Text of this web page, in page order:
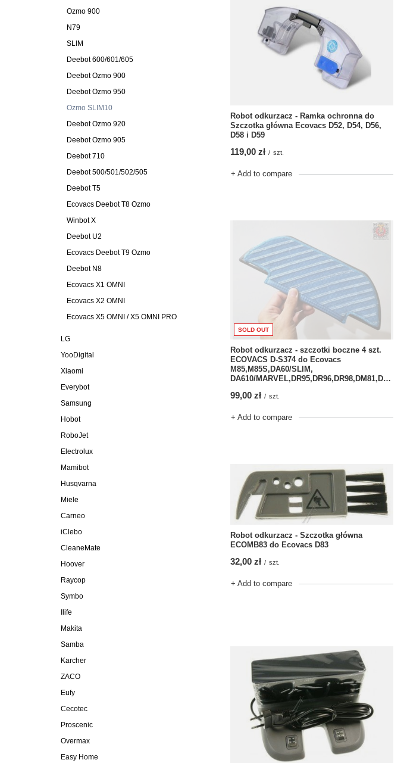
Ozmo 900
N79
SLIM
Deebot 600/601/605
Deebot Ozmo 900
Deebot Ozmo 950
Ozmo SLIM10
Deebot Ozmo 920
Deebot Ozmo 905
Deebot 710
Deebot 500/501/502/505
Deebot T5
Ecovacs Deebot T8 Ozmo
Winbot X
Deebot U2
Ecovacs Deebot T9 Ozmo
Deebot N8
Ecovacs X1 OMNI
Ecovacs X2 OMNI
Ecovacs X5 OMNI / X5 OMNI PRO
LG
YooDigital
Xiaomi
Everybot
Samsung
Hobot
RoboJet
Electrolux
Mamibot
Husqvarna
Miele
Carneo
iClebo
CleaneMate
Hoover
Raycop
Symbo
Ilife
Makita
Samba
Karcher
ZACO
Eufy
Cecotec
Proscenic
Overmax
Easy Home
Robot odkurzacz - Ramka ochronna do
Szczotka główna Ecovacs D52, D54, D56,
D58 i D59
119,00 zł / szt.
+ Add to compare
SOLD OUT
Robot odkurzacz - szczotki boczne 4 szt.
ECOVACS D-S374 do Ecovacs
M85,M85S,DA60/SLIM,
DA610/MARVEL,DR95,DR96,DR98,DM81,DN78,DM88
99,00 zł / szt.
+ Add to compare
Robot odkurzacz - Szczotka główna
ECOMB83 do Ecovacs D83
32,00 zł / szt.
+ Add to compare